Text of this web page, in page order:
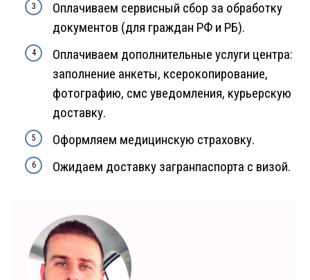
Оплачиваем сервисный сбор за обработку
документов (для граждан РФ и РБ).
Оплачиваем дополнительные услуги центра:
заполнение анкеты, ксерокопирование,
фотографию, смс уведомления, курьерскую
доставку.
Оформляем медицинскую страховку.
Ожидаем доставку загранпаспорта с визой.